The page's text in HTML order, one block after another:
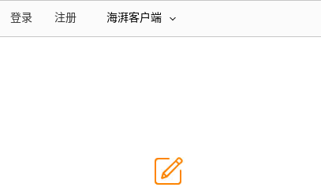
海湃客户端
注册
登录